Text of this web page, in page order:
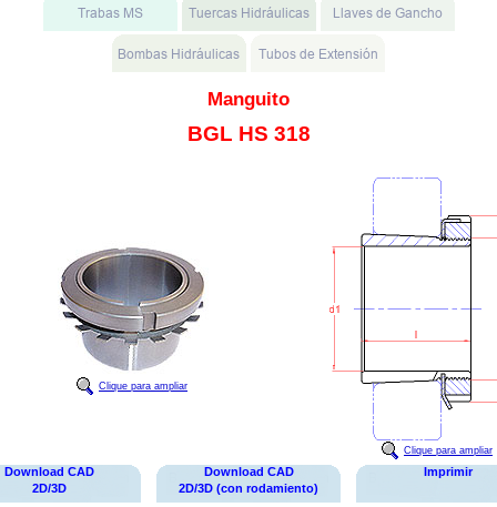
Manguito
BGL HS 318
Clique para ampliar
Clique para ampliar
Download CAD
2D/3D
Download CAD
2D/3D (con rodamiento)
Imprimir